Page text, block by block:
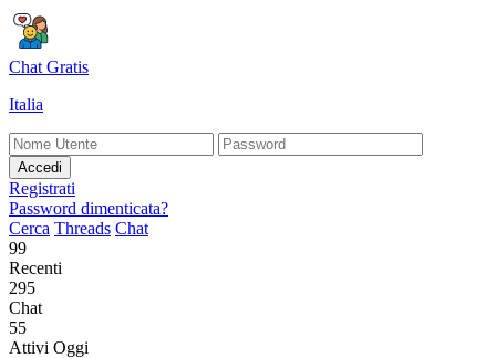
Chat Gratis
Italia
Accedi
Registrati
Password dimenticata?
Cerca Threads Chat
99
Recenti
295
Chat
55
Attivi Oggi